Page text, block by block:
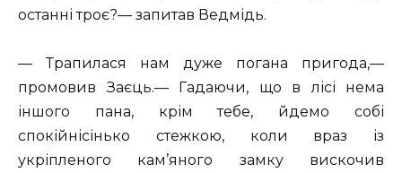
останні троє?— запитав Ведмідь.
— Трапилася нам дуже погана пригода,—
промовив Заєць.— Гадаючи, що в лісі нема
іншого пана, крім тебе, йдемо собі
спокійнісінько стежкою, коли враз із
укріпленого кам’яного замку вискочив